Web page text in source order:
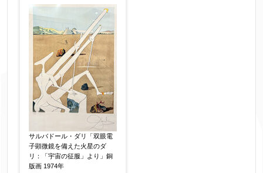
サルバドール・ダリ「双眼電
子顕微鏡を備えた火星のダ
リ：「宇宙の征服」より」銅
版画 1974年